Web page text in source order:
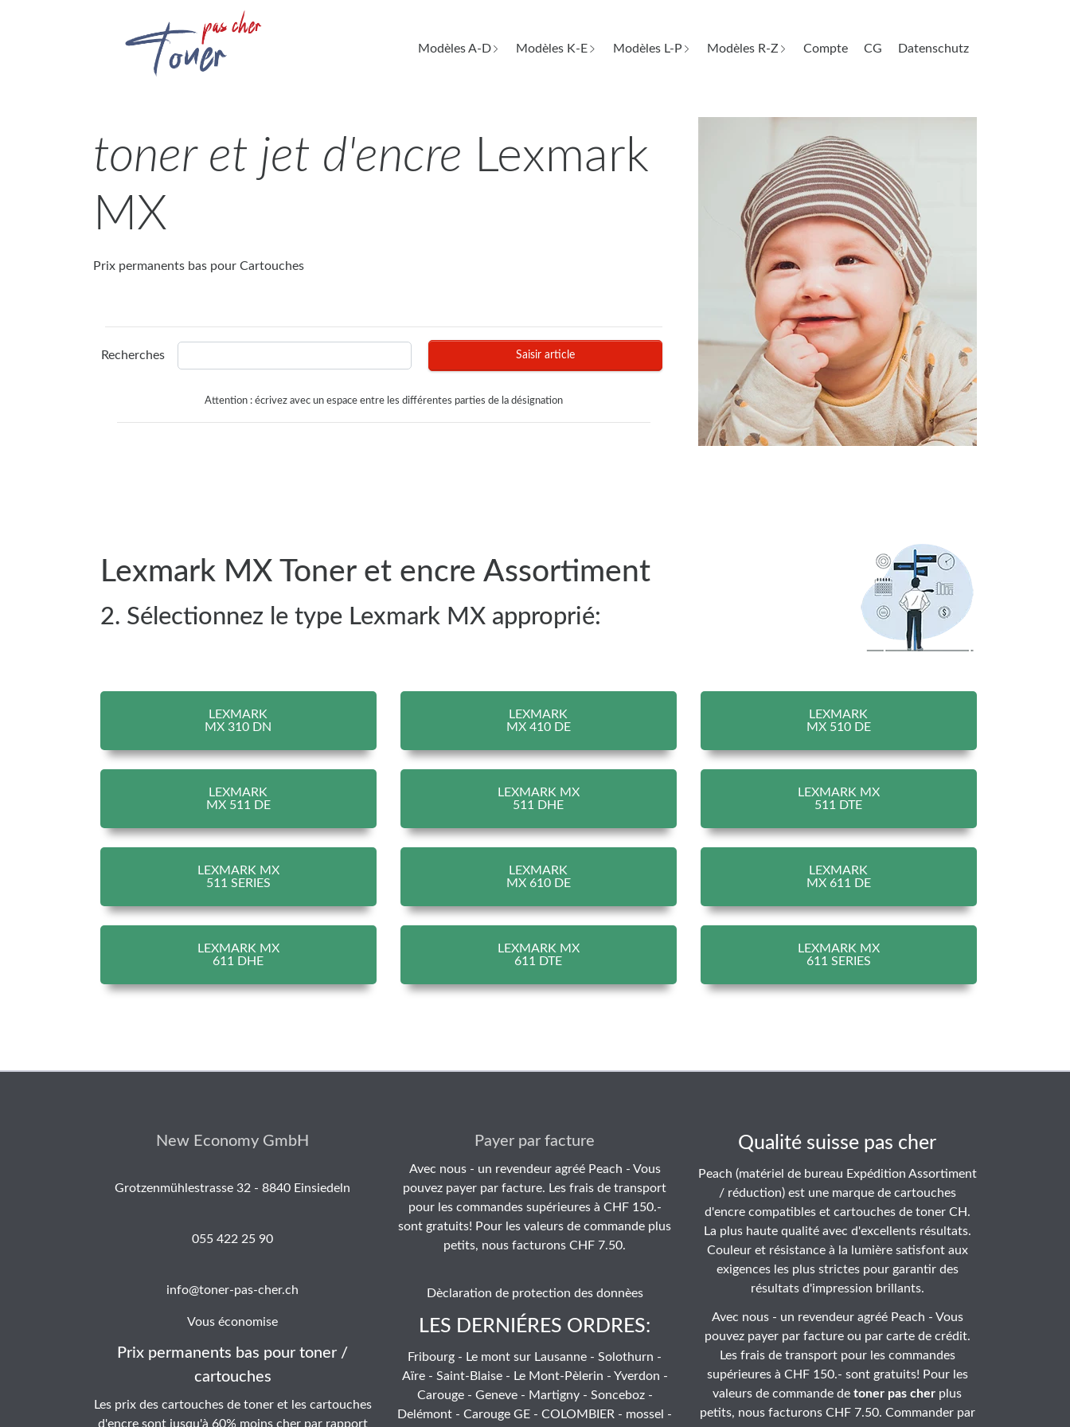
Modèles A-D Modèles K-E Modèles L-P Modèles R-Z Compte CG Datenschutz
toner et jet d'encre Lexmark
MX
Prix permanents bas pour Cartouches
Recherches Saisir article
Attention : écrivez avec un espace entre les différentes parties de la désignation
Lexmark MX Toner et encre Assortiment
2. Sélectionnez le type Lexmark MX approprié:
LEXMARK
MX 310 DN
LEXMARK
MX 410 DE
LEXMARK
MX 510 DE
LEXMARK
MX 511 DE
LEXMARK MX
511 DHE
LEXMARK MX
511 DTE
LEXMARK MX
511 SERIES
LEXMARK
MX 610 DE
LEXMARK
MX 611 DE
LEXMARK MX
611 DHE
LEXMARK MX
611 DTE
LEXMARK MX
611 SERIES
New Economy GmbH
Grotzenmühlestrasse 32 - 8840 Einsiedeln
055 422 25 90
info@toner-pas-cher.ch
Vous économise
Prix permanents bas pour toner /
cartouches
Les prix des cartouches de toner et les cartouches
d'encre sont jusqu'à 60% moins cher par rapport
Payer par facture
Avec nous - un revendeur agréé Peach - Vous
pouvez payer par facture. Les frais de transport
pour les commandes supérieures à CHF 150.-
sont gratuits! Pour les valeurs de commande plus
petits, nous facturons CHF 7.50.
Dèclaration de protection des donnèes
LES DERNIÉRES ORDRES:
Fribourg - Le mont sur Lausanne - Solothurn -
Aïre - Saint-Blaise - Le Mont-Pèlerin - Yverdon -
Carouge - Geneve - Martigny - Sonceboz -
Delémont - Carouge GE - COLOMBIER - mossel -
Qualité suisse pas cher
Peach (matériel de bureau Expédition Assortiment
/ réduction) est une marque de cartouches
d'encre compatibles et cartouches de toner CH.
La plus haute qualité avec d'excellents résultats.
Couleur et résistance à la lumière satisfont aux
exigences les plus strictes pour garantir des
résultats d'impression brillants.
Avec nous - un revendeur agréé Peach - Vous
pouvez payer par facture ou par carte de crédit.
Les frais de transport pour les commandes
supérieures à CHF 150.- sont gratuits! Pour les
valeurs de commande detoner pas cher plus
petits, nous facturons CHF 7.50. Commander par